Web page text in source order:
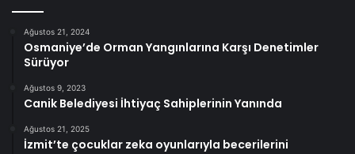
Ağustos 21, 2024
Osmaniye’de Orman Yangınlarına Karşı Denetimler
Sürüyor
Ağustos 9, 2023
Canik Belediyesi İhtiyaç Sahiplerinin Yanında
Ağustos 21, 2025
İzmit’te çocuklar zeka oyunlarıyla becerilerini